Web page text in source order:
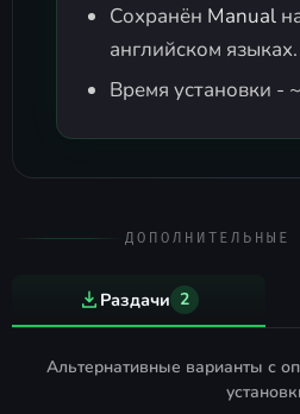
Сохранён Manual
английском языках.
Время установки -
ДОПОЛНИТЕЛЬНЫЕ
Раздачи 2
Альтернативные варианты с